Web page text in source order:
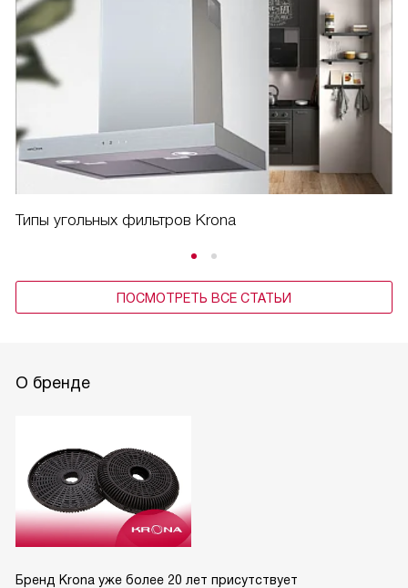
Типы угольных фильтров Krona
ПОСМОТРЕТЬ ВСЕ СТАТЬИ
О бренде
Бренд Krona уже более 20 лет присутствует